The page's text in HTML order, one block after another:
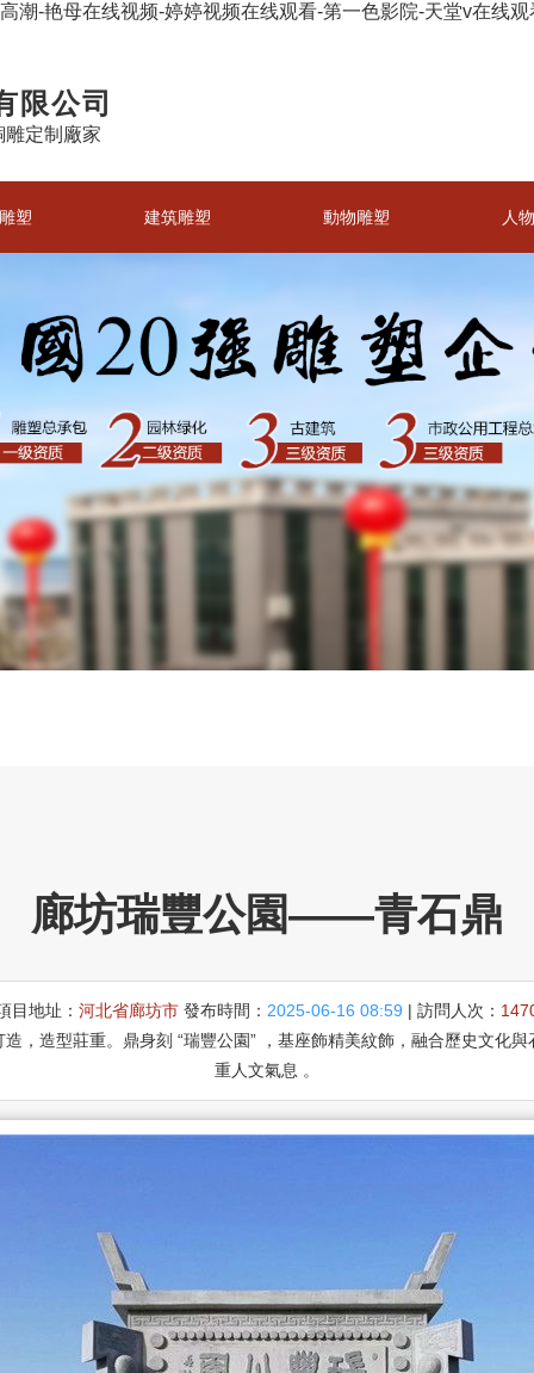
潮-艳母在线视频-婷婷视频在线观看-第一色影院-天堂v在线
限公司
定制廠家
塑 建筑雕塑 動物雕塑 人
廊坊瑞豐公園——青石鼎
目地址： 河北省廊坊市 發布時間： 2025-06-16 08:59 | 訪問人次：
，造型莊重。鼎身刻 “瑞豐公園” ，基座飾精美紋飾，融合歷史文化
重人文氣息 。